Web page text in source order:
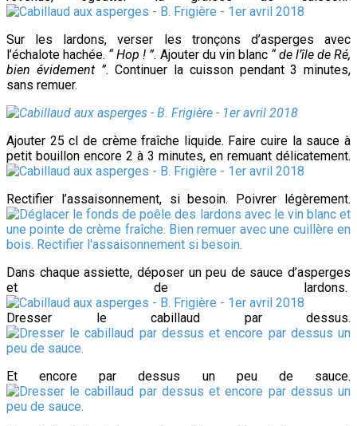
Sur les lardons, verser les tronçons d’asperges avec
l’échalote hachée. “ Hop ! ”. Ajouter du vin blanc “ de l’île de Ré,
bien évidement ”. Continuer la cuisson pendant 3 minutes,
sans remuer.
Ajouter 25 cl de crème fraîche liquide. Faire cuire la sauce à
petit bouillon encore 2 à 3 minutes, en remuant délicatement.
Rectifier l’assaisonnement, si besoin. Poivrer légèrement.
Dans chaque assiette, déposer un peu de sauce d’asperges
et de lardons.
Dresser le cabillaud par dessus.
Et encore par dessus un peu de sauce.